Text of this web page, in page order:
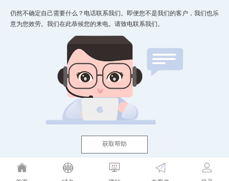
仍然不确定自己需要什么？电话联系我们。即便您不是我们的客户，我们也乐
意为您效劳。我们在此恭候您的来电。请致电联系我们。
获取帮助